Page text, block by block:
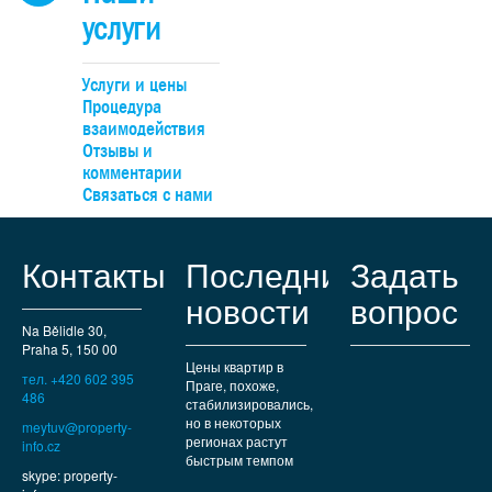
услуги
Услуги и цены
Процедура
взаимодействия
Отзывы и
комментарии
Связаться с нами
Контакты
Na Bělidle 30,
Praha 5, 150 00
тел. +420 602 395
486
meytuv@property-
info.cz
skype: property-
Последние
новости
Цены квартир в
Праге, похоже,
стабилизировались,
но в некоторых
регионах растут
быстрым темпом
Задать
вопрос